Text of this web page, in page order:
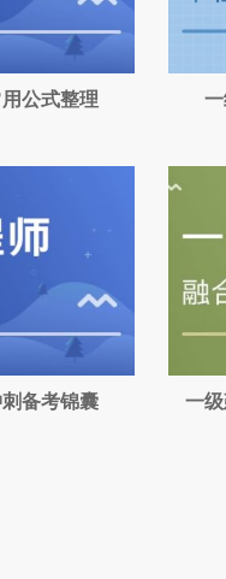
公式整理
备考锦囊 一